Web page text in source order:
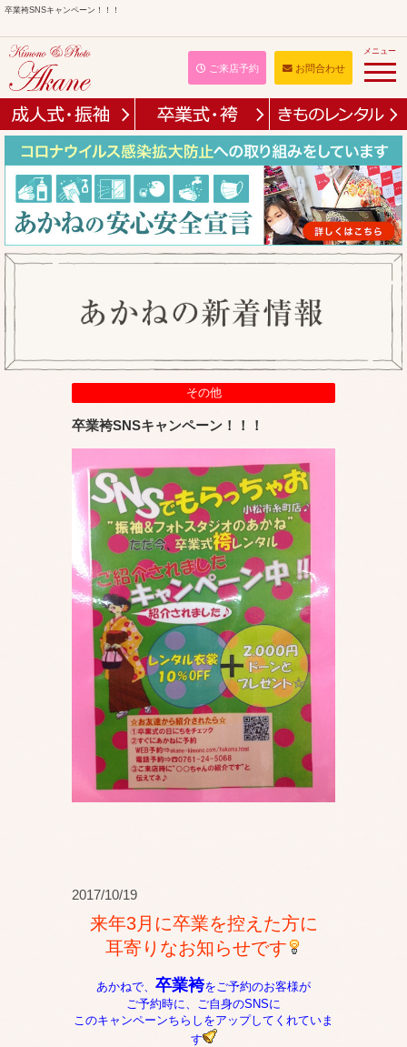
卒業袴SNSキャンペーン！！！
ご来店予約 お問合わせ
メニュー
その他
卒業袴SNSキャンペーン！！！
2017/10/19
来年3月に卒業を控えた方に
耳寄りなお知らせです
あかねで、 卒業袴をご予約のお客様が
ご予約時に、ご自身のSNSに
このキャンペーンちらしをアップしてくれていま
す